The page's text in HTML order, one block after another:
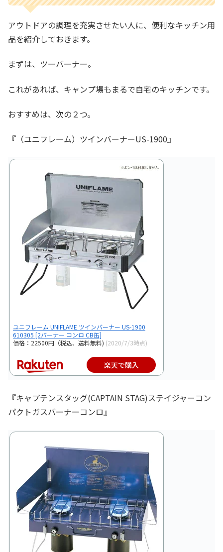
アウトドアの調理を充実させたい人に、便利なキッチン用
品を紹介しておきます。
まずは、ツーバーナー。
これがあれば、キャンプ場もまるで自宅のキッチンです。
おすすめは、次の２つ。
『（ユニフレーム）ツインバーナーUS-1900』
ユニフレーム UNIFLAME ツインバーナー US-1900
610305 [2バーナー コンロ CB缶]
価格：22500円（税込、送料無料) (2020/7/3時点)
楽天で購入
『キャプテンスタッグ(CAPTAIN STAG)ステイジャーコン
パクトガスバーナーコンロ』